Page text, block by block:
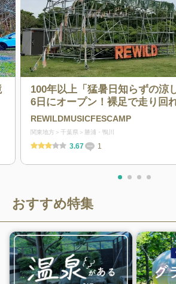
100年以上「猛暑日知らずの涼
6日にオープン！裸足で走り回
芝生が特徴。ゆったり過ごせる
イトは贅沢な空間を味わえる。
天の星々の下、没入感に酔いし
きるチルキャンプ場。
REWILDMUSICFESCAMP
関東地方 千葉県 勝浦・鴨川
3.67 1
おすすめ特集